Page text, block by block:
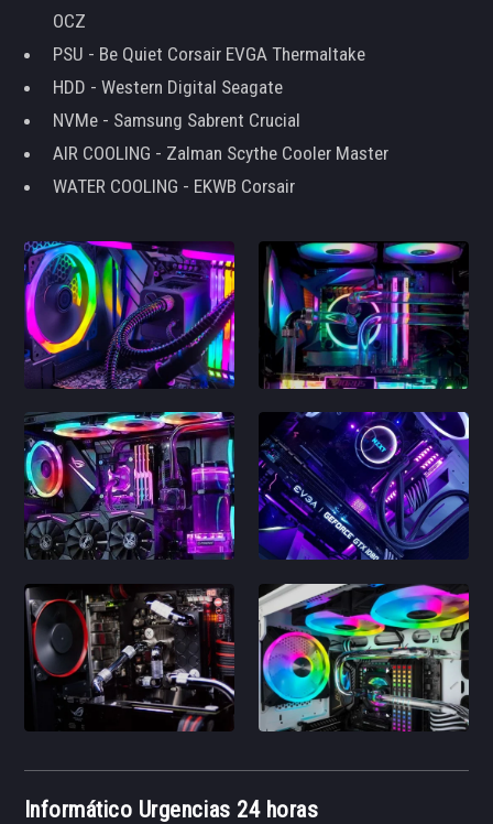
OCZ
PSU - Be Quiet Corsair EVGA Thermaltake
HDD - Western Digital Seagate
NVMe - Samsung Sabrent Crucial
AIR COOLING - Zalman Scythe Cooler Master
WATER COOLING - EKWB Corsair
Informático Urgencias 24 horas